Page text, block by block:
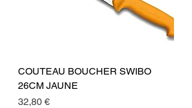
COUTEAU BOUCHER SWIBO
26CM JAUNE
Preis
32,80 €